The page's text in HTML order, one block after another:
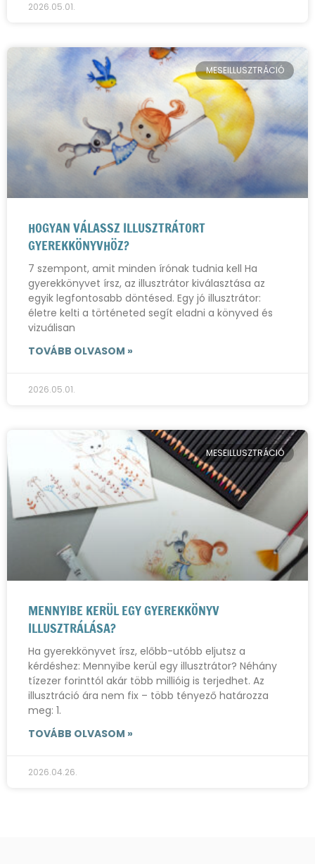
2026.05.01.
MESEILLUSZTRÁCIÓ
HOGYAN VÁLASSZ ILLUSZTRÁTORT
GYEREKKÖNYVHÖZ?
7 szempont, amit minden írónak tudnia kell Ha
gyerekkönyvet írsz, az illusztrátor kiválasztása az
egyik legfontosabb döntésed. Egy jó illusztrátor:
életre kelti a történeted segít eladni a könyved és
vizuálisan
TOVÁBB OLVASOM »
2026.05.01.
MESEILLUSZTRÁCIÓ
MENNYIBE KERÜL EGY GYEREKKÖNYV
ILLUSZTRÁLÁSA?
Ha gyerekkönyvet írsz, előbb-utóbb eljutsz a
kérdéshez: Mennyibe kerül egy illusztrátor? Néhány
tízezer forinttól akár több millióig is terjedhet. Az
illusztráció ára nem fix – több tényező határozza
meg: 1.
TOVÁBB OLVASOM »
2026.04.26.